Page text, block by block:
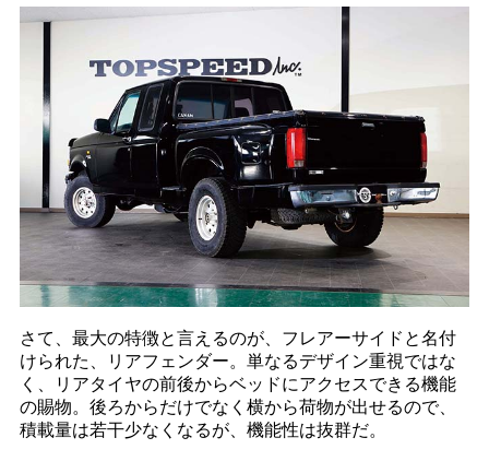
さて、最大の特徴と言えるのが、フレアーサイドと名付
けられた、リアフェンダー。単なるデザイン重視ではな
く、リアタイヤの前後からベッドにアクセスできる機能
の賜物。後ろからだけでなく横から荷物が出せるので、
積載量は若干少なくなるが、機能性は抜群だ。